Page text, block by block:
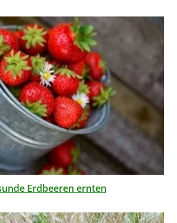
Erdbeeren ernten